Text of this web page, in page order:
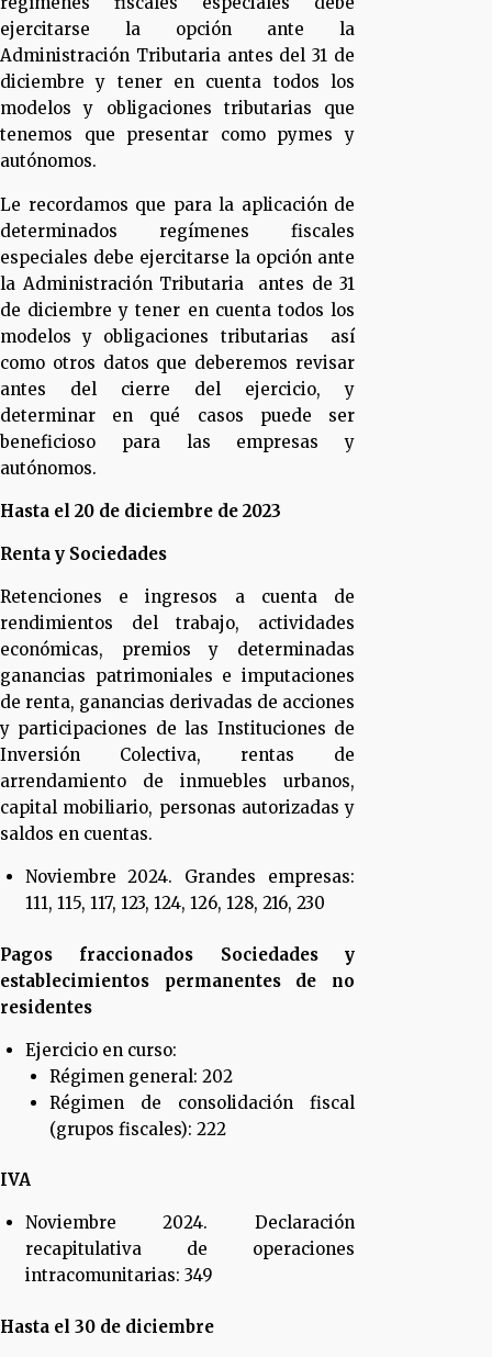
ejercitarse la opción ante la
Administración Tributaria antes del 31 de
diciembre y tener en cuenta todos los
modelos y obligaciones tributarias que
tenemos que presentar como pymes y
autónomos.
Le recordamos que para la aplicación de
determinados regímenes fiscales
especiales debe ejercitarse la opción ante
la Administración Tributaria antes de 31
de diciembre y tener en cuenta todos los
modelos y obligaciones tributarias así
como otros datos que deberemos revisar
antes del cierre del ejercicio, y
determinar en qué casos puede ser
beneficioso para las empresas y
autónomos.
Hasta el 20 de diciembre de 2023
Renta y Sociedades
Retenciones e ingresos a cuenta de
rendimientos del trabajo, actividades
económicas, premios y determinadas
ganancias patrimoniales e imputaciones
de renta, ganancias derivadas de acciones
y participaciones de las Instituciones de
Inversión Colectiva, rentas de
arrendamiento de inmuebles urbanos,
capital mobiliario, personas autorizadas y
saldos en cuentas.
Noviembre 2024. Grandes empresas:
111, 115, 117, 123, 124, 126, 128, 216, 230
Pagos fraccionados Sociedades y
establecimientos permanentes de no
residentes
Ejercicio en curso:
Régimen general: 202
Régimen de consolidación fiscal
(grupos fiscales): 222
IVA
Noviembre 2024. Declaración
recapitulativa de operaciones
intracomunitarias: 349
Hasta el 30 de diciembre